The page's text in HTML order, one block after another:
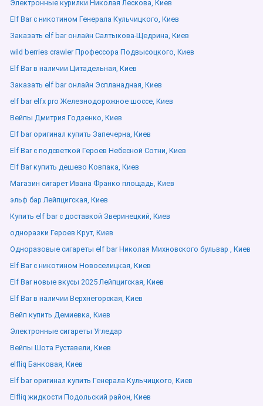
Электронные курилки Николая Лескова, Киев
Elf Bar с никотином Генерала Кульчицкого, Киев
Заказать elf bar онлайн Салтыкова-Щедрина, Киев
wild berries crawler Профессора Подвысоцкого, Киев
Elf Bar в наличии Цитадельная, Киев
Заказать elf bar онлайн Эспланадная, Киев
elf bar elfx pro Железнодорожное шоссе, Киев
Вейпы Дмитрия Годзенко, Киев
Elf bar оригинал купить Запечерна, Киев
Elf Bar с подсветкой Героев Небесной Сотни, Киев
Elf Bar купить дешево Ковпака, Киев
Магазин сигарет Ивана Франко площадь, Киев
эльф бар Лейпцигская, Киев
Купить elf bar с доставкой Зверинецкий, Киев
одноразки Героев Крут, Киев
Одноразовые сигареты elf bar Николая Михновского бульвар , Киев
Elf Bar с никотином Новоселицкая, Киев
Elf Bar новые вкусы 2025 Лейпцигская, Киев
Elf Bar в наличии Верхнегорская, Киев
Вейп купить Демиевка, Киев
Электронные сигареты Угледар
Вейпы Шота Руставели, Киев
elfliq Банковая, Киев
Elf bar оригинал купить Генерала Кульчицкого, Киев
Elfliq жидкости Подольский район, Киев